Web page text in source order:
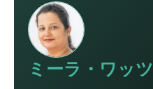
ミーラ・ワッツ